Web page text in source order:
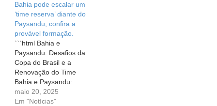
futebol, muitas vezes nos
deparamos com desafios
inesperados. É na
superação desses
obstáculos que se
revela…
Bahia pode escalar um
‘time reserva’ diante do
Paysandu; confira a
provável formação.
```html Bahia e
Paysandu: Desafios da
Copa do Brasil e a
Renovação do Time
Bahia e Paysandu:
Desafios da Copa do
Brasil e a Renovação do
maio 20, 2025
Em "Notícias"